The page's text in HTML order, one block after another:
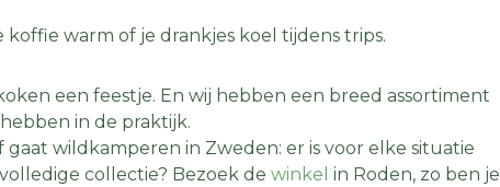
koffie warm of je drankjes koel tijdens trips.
een feestje. En wij hebben een breed assortiment
in de praktijk.
wildkamperen in Zweden: er is voor elke situatie
collectie? Bezoek de winkel in Roden, zo ben je